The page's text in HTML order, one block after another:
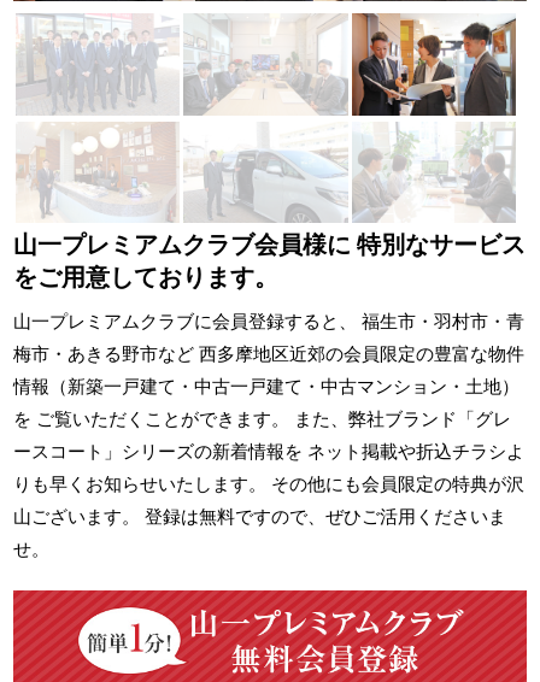
山一プレミアムクラブ会員様に特別なサービス
をご用意しております。
山一プレミアムクラブに会員登録すると、 福生市・羽村市・青
梅市・あきる野市など 西多摩地区近郊の会員限定の豊富な物件
情報（新築一戸建て・中古一戸建て・中古マンション・土地）
を ご覧いただくことができます。 また、弊社ブランド「グレ
ースコート」シリーズの新着情報を ネット掲載や折込チラシよ
りも早くお知らせいたします。 その他にも会員限定の特典が沢
山ございます。 登録は無料ですので、ぜひご活用くださいま
せ。